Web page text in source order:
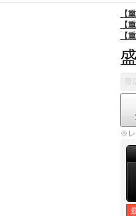
【
【
【
帯
※レ